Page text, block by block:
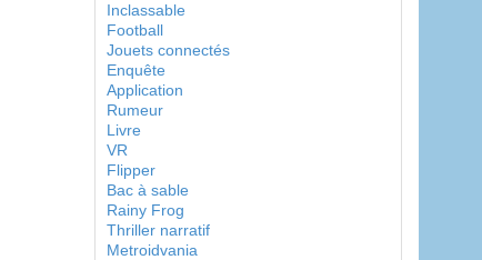
Inclassable
Football
Jouets connectés
Enquête
Application
Rumeur
Livre
VR
Flipper
Bac à sable
Rainy Frog
Thriller narratif
Metroidvania